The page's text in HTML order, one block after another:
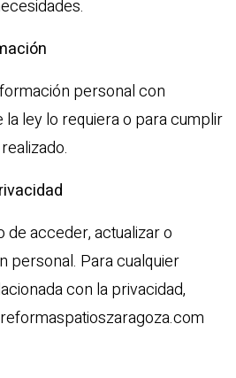
personal con
ley lo requiera o para cumplir
de acceder, actualizar o
personal. Para cualquier
con la privacidad,